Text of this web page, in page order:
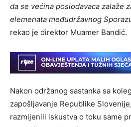
da se većina poslodavaca zalaže
elemenata međudržavnog
rekao je direktor Muamer Bandić.
Nakon održanog sastanka sa
zapošljavanje Republike
razmijenili iskustva o toku same